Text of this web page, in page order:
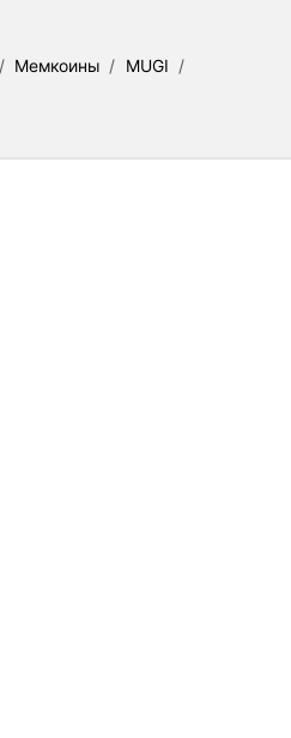
/ Мемкоины / MUGI /